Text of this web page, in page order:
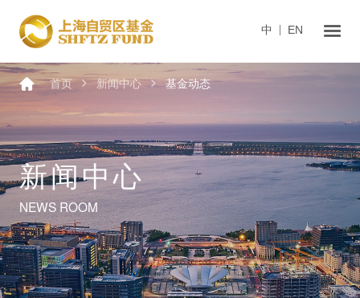
中 EN
首页 新闻中心 基金动态
新闻中心
NEWS ROOM